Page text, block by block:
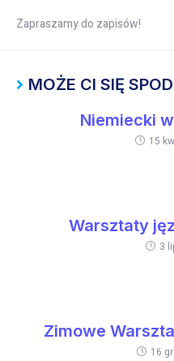
Zapraszamy do zapisów!
MOŻE CI SIĘ
Niemiecki
15
Warsztaty
3
Zimowe
16